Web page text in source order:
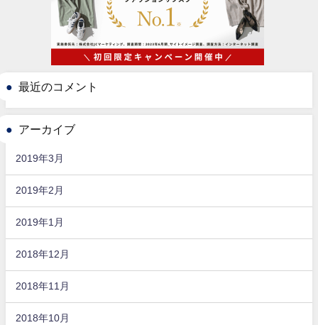
最近のコメント
アーカイブ
2019年3月
2019年2月
2019年1月
2018年12月
2018年11月
2018年10月